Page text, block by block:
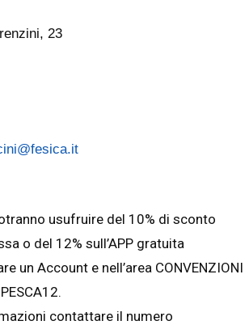
23
usufruire del 10% di sconto
o del 12% sull’APP gratuita
un Account e nell’area CONVENZIONI
contattare il numero